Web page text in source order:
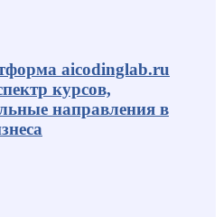
aicodinglab.ru
курсов,
направления в